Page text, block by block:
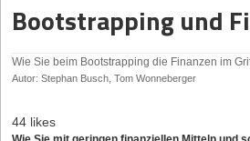
Bootstrapping und
Wie Sie beim Bootstrapping die Finanzen im
Autor: Stephan Busch, Tom Wonneberger
44 likes